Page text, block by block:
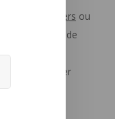
Les paniers ou
garder hors de
apporter